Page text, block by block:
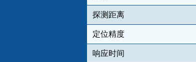
探测距离
定位精度
响应时间